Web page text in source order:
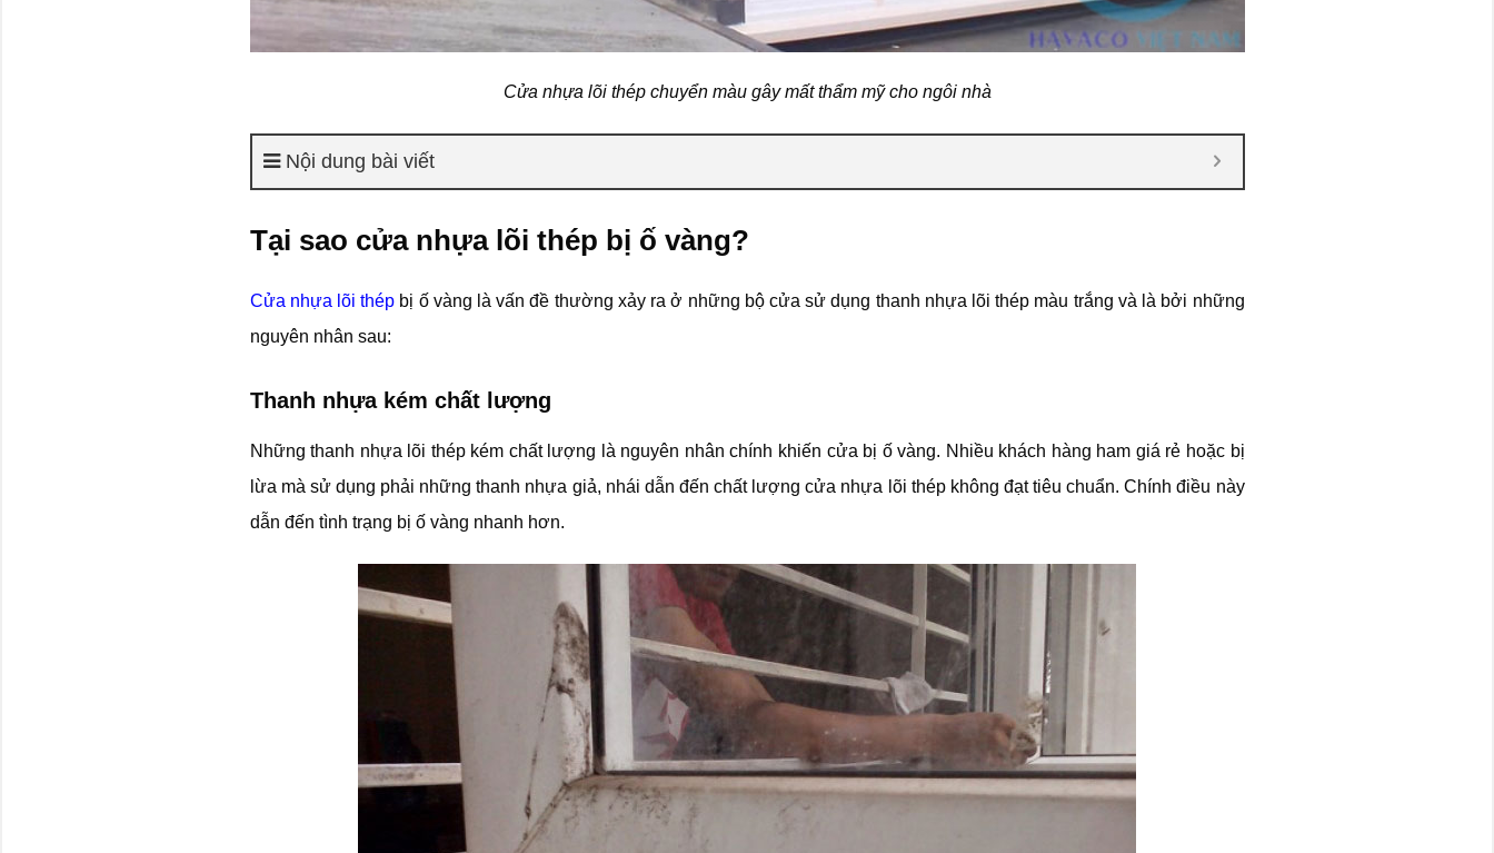
Cửa nhựa lõi thép chuyển màu gây mất thẩm mỹ cho ngôi nhà
Nội dung bài viết
Tại sao cửa nhựa lõi thép bị ố vàng?
Cửa nhựa lõi thép bị ố vàng là vấn đề thường xảy ra ở những bộ cửa sử dụng thanh nhựa lõi thép màu trắng và là bởi những
nguyên nhân sau:
Thanh nhựa kém chất lượng
Những thanh nhựa lõi thép kém chất lượng là nguyên nhân chính khiến cửa bị ố vàng. Nhiều khách hàng ham giá rẻ hoặc bị
lừa mà sử dụng phải những thanh nhựa giả, nhái dẫn đến chất lượng cửa nhựa lõi thép không đạt tiêu chuẩn. Chính điều này
dẫn đến tình trạng bị ố vàng nhanh hơn.